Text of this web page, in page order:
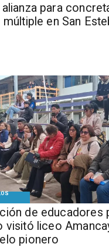
alianza para
múltiple en San
de educadores
visitó liceo
pionero